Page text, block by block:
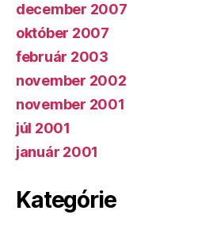
december 2007
október 2007
február 2003
november 2002
november 2001
júl 2001
január 2001
Kategórie